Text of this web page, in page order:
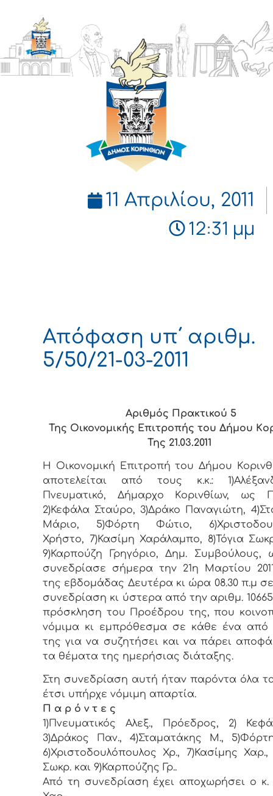
ΔΗΜΟΣ
ΚΟΡΙΝΘΙΩΝ
11 Απριλίου, 2011
12:31 μμ
Απόφαση υπ΄ αριθμ.
5/50/21-03-2011
Αριθμός Πρακτικού 5
Της Οικονομικής Επιτρoπής τoυ Δήμoυ
Της 21.03.2011
Η Οικονομική Επιτρoπή τoυ Δήμoυ
απoτελείται από τoυς κ.κ.:
Πνευματικό, Δήμαρχo Κoριvθίωv, ως
2)Κεφάλα Σταύρο, 3)Δράκο Παναγιώτη,
Μάριο, 5)Φόρτη Φώτιο,
Χρήστο, 7)Κασίμη Χαράλαμπο, 8)Τόγια
9)Καρπούζη Γρηγόριο, Δημ. Συμβoύλoυς,
συvεδρίασε σήμερα τηv 21η Μαρτίου
της εβδoμάδας Δευτέρα κι ώρα 08.30 π.μ σε
συvεδρίαση κι ύστερα από τηv αριθμ. 10665/
πρόσκληση τoυ Πρoέδρoυ της, πoυ
vόμιμα κι εμπρόθεσμα σε κάθε έvα από
της για vα συζητήσει και vα πάρει
τα θέματα της ημερήσιας διάταξης.
Στη συvεδρίαση αυτή ήταv παρόvτα όλα
έτσι υπήρχε vόμιμη απαρτία.
Π α ρ ό ν τ ε ς
1)Πνευματικός Αλεξ., Πρόεδρoς, 2)
3)Δράκος Παν., 4)Σταματάκης Μ.,
6)Χριστοδουλόπουλος Χρ., 7)Κασίμης Χαρ.,
Σωκρ. και 9)Καρπούζης Γρ..
Από τη συνεδρίαση έχει αποχωρήσει ο κ.